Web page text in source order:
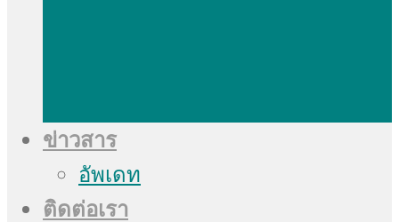
ข่าวสาร
อัพเดท
ติดต่อเรา